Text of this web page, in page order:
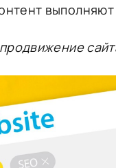
выполняют
продвижение